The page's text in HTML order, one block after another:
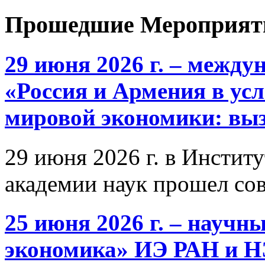
Прошедшие
29 июня 2026 г. –
«Россия и Армения в
мировой экономики:
29 июня 2026 г. в
академии наук прошел
25 июня 2026 г. –
экономика» ИЭ РАН и